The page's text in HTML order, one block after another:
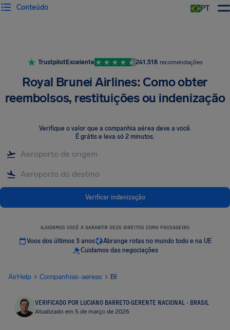
PT
Conteúdo
TrustpilotExcelente 241.518 recomendações
Royal Brunei Airlines: Como obter
reembolsos, restituições ou indenização
Verifique o valor que a companhia aérea deve a você.
É grátis e leva só 2 minutos.
Verificar indenização
AJUDAMOS VOCÊ A GARANTIR SEUS DIREITOS COMO PASSAGEIRO
Voos dos últimos 3 anos
Abrange rotas no mundo todo e na UE
Cuidamos das negociações
AirHelp Companhias-aereas BI
VERIFICADO POR LUCIANO BARRETO·GERENTE NACIONAL - BRASIL
Atualizado em 5 de março de 2026